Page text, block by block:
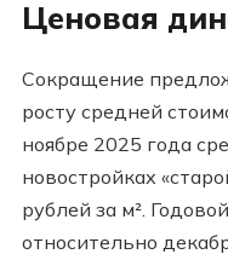
Ценовая
Сокращение
росту средней
ноябре 2025 года
новостройках
рублей за м².
относительно